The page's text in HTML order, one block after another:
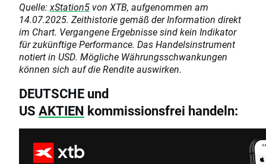
Quelle:xStation5 von XTB, aufgenommen am
14.07.2025. Zeithistorie gemäß der Information direkt
im Chart. Vergangene Ergebnisse sind kein Indikator
für zukünftige Performance. Das Handelsinstrument
notiert in USD. Mögliche Währungsschwankungen
können sich auf die Rendite auswirken.
DEUTSCHE und
US AKTIEN kommissionsfrei handeln: